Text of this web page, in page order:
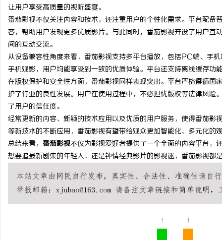
让用户享受高质量的视听盛宴。
番茄影视不仅关注内容和技术，还注重用户的个性化需求。平台配
容，帮助用户发现更多优质影片。与此同时，番茄影视开设了用户
间的互动交流。
从设备兼容性角度来看，番茄影视支持多平台播放，包括PC端、手
手机观影，用户均能享受到一致的优质体验。平台还支持离线缓存功
在版权保护和安全性方面，番茄影视同样表现突出。平台严格遵循
护了行业的良性发展。用户在使用过程中，不必担忧版权等法律风
了用户的信任度。
经常更新的内容、新颖的技术应用以及优质的用户服务，使得番茄
等新技术的不断应用，番茄影视有望带给观众更加智能化、多元化的
总结来看， 番茄影视不仅为影视爱好者提供了一个全面的内容平台，
想要追最新剧集的年轻人，还是钟情经典影片的影视迷，番茄影视都
1 1